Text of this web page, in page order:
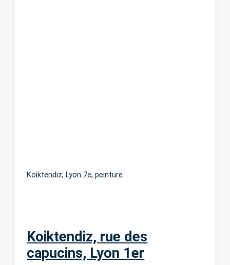
Koiktendiz,Lyon 7e,peinture
Koiktendiz, rue des
capucins, Lyon 1er